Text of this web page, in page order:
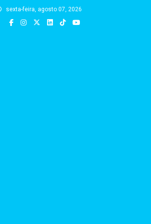
sexta-feira, agosto 07, 2026